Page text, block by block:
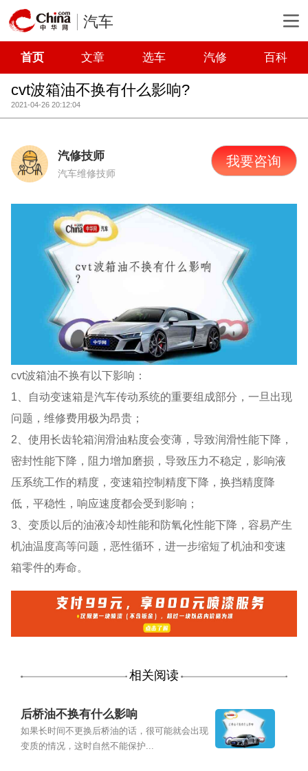
汽车
首页 文章 选车 汽修 百科
cvt波箱油不换有什么影响?
2021-04-26 20:12:04
汽修技师
汽车维修技师
我要咨询
cvt波箱油不换有以下影响：
1、自动变速箱是汽车传动系统的重要组成部分，一旦出现
问题，维修费用极为昂贵；
2、使用长齿轮箱润滑油粘度会变薄，导致润滑性能下降，
密封性能下降，阻力增加磨损，导致压力不稳定，影响液
压系统工作的精度，变速箱控制精度下降，换挡精度降
低，平稳性，响应速度都会受到影响；
3、变质以后的油液冷却性能和防氧化性能下降，容易产生
机油温度高等问题，恶性循环，进一步缩短了机油和变速
箱零件的寿命。
相关阅读
后桥油不换有什么影响
如果长时间不更换后桥油的话，很可能就会出现
变质的情况，这时自然不能保护...